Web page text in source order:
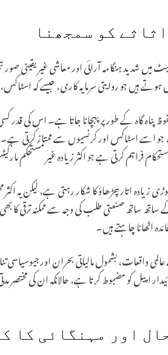
کو سمجھنا
میں شدید ہنگامہ آرائی اور معاشی غیر
ہوتے ہیں جو روایتی سرمایہ کاری، جیسے کہ
کے طور پر پہچانا جاتا ہے۔ اس کی قدر کسی
اسے اسٹاکس اور کرنسیوں سے ممتاز کرتی
فراہم کرتی ہے جو اکثر زیادہ غیر مستحکم
زیادہ اتار چڑھاؤ کا شکار رہتی ہے، لیکن یہ
ساتھ صنعتی طلب کی وجہ سے ممکنہ ترقی
اٹھانا چاہتے ہیں۔
واقعات، بشمول مالیاتی بحران اور
اپیل کو مضبوط کرتا ہے، حالانکہ ان کی
اور مہنگائی کا